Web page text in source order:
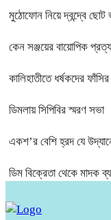
মুঠোফোন নিয়ে দ্বন্দ্বে
কেন সঞ্জয়ের বায়োপিক
কালিহাতীতে ধর্ষকদের
ডিমলায় সিপিবির স্মরণ সভা
একশ’র বেশি হ্রদ যে
ডিম বিক্রেতা থেকে মাদক